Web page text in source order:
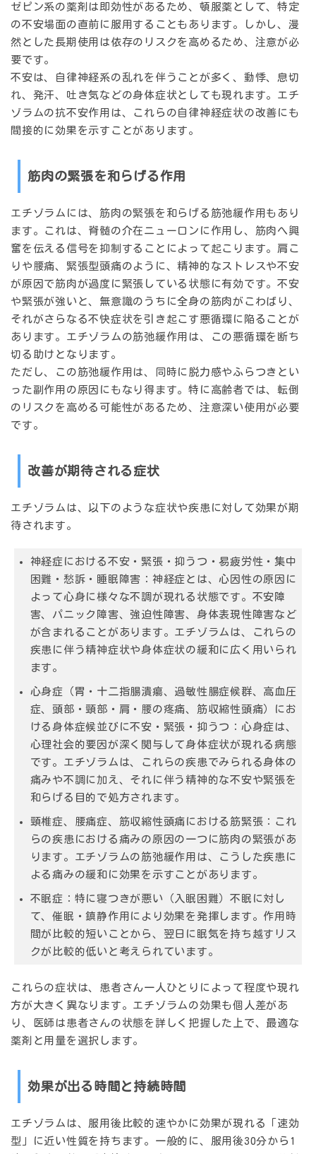
ゼピン系の薬剤は即効性があるため、頓服薬として、特定
の不安場面の直前に服用することもあります。しかし、漫
然とした長期使用は依存のリスクを高めるため、注意が必
要です。
不安は、自律神経系の乱れを伴うことが多く、動悸、息切
れ、発汗、吐き気などの身体症状としても現れます。エチ
ゾラムの抗不安作用は、これらの自律神経症状の改善にも
間接的に効果を示すことがあります。
筋肉の緊張を和らげる作用
エチゾラムには、筋肉の緊張を和らげる筋弛緩作用もあり
ます。これは、脊髄の介在ニューロンに作用し、筋肉へ興
奮を伝える信号を抑制することによって起こります。肩こ
りや腰痛、緊張型頭痛のように、精神的なストレスや不安
が原因で筋肉が過度に緊張している状態に有効です。不安
や緊張が強いと、無意識のうちに全身の筋肉がこわばり、
それがさらなる不快症状を引き起こす悪循環に陥ることが
あります。エチゾラムの筋弛緩作用は、この悪循環を断ち
切る助けとなります。
ただし、この筋弛緩作用は、同時に脱力感やふらつきとい
った副作用の原因にもなり得ます。特に高齢者では、転倒
のリスクを高める可能性があるため、注意深い使用が必要
です。
改善が期待される症状
エチゾラムは、以下のような症状や疾患に対して効果が期
待されます。
神経症における不安・緊張・抑うつ・易疲労性・集中
困難・愁訴・睡眠障害 ：神経症とは、心因性の原因に
よって心身に様々な不調が現れる状態です。不安障
害、パニック障害、強迫性障害、身体表現性障害など
が含まれることがあります。エチゾラムは、これらの
疾患に伴う精神症状や身体症状の緩和に広く用いられ
ます。
心身症（胃・十二指腸潰瘍、過敏性腸症候群、高血圧
症、頭部・頸部・肩・腰の疼痛、筋収縮性頭痛）にお
ける身体症候並びに不安・緊張・抑うつ ：心身症は、
心理社会的要因が深く関与して身体症状が現れる病態
です。エチゾラムは、これらの疾患でみられる身体の
痛みや不調に加え、それに伴う精神的な不安や緊張を
和らげる目的で処方されます。
頸椎症、腰痛症、筋収縮性頭痛における筋緊張 ：これ
らの疾患における痛みの原因の一つに筋肉の緊張があ
ります。エチゾラムの筋弛緩作用は、こうした疾患に
よる痛みの緩和に効果を示すことがあります。
不眠症 ：特に寝つきが悪い（入眠困難）不眠に対し
て、催眠・鎮静作用により効果を発揮します。作用時
間が比較的短いことから、翌日に眠気を持ち越すリス
クが比較的低いと考えられています。
これらの症状は、患者さん一人ひとりによって程度や現れ
方が大きく異なります。エチゾラムの効果も個人差があ
り、医師は患者さんの状態を詳しく把握した上で、最適な
薬剤と用量を選択します。
効果が出る時間と持続時間
エチゾラムは、服用後比較的速やかに効果が現れる「速効
型」に近い性質を持ちます。一般的に、服用後30分から1